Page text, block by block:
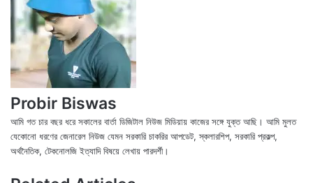
Probir Biswas
আমি গত চার বছর ধরে সকালের বার্তা ডিজিটাল নিউজ মিডিয়ায় কাজের সঙ্গে যুক্ত আছি। আমি মুলত
যেকোনো ধরণের জেনারেল নিউজ যেমন সরকারি চাকরির আপডেট, স্কলারশিপ, সরকারি প্রকল্প,
অর্থনৈতিক, টেকনোলজি ইত্যাদি বিষয়ে লেখায় পারদর্শী।